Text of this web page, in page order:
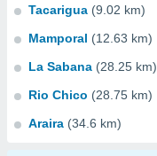
Tacarigua (9.02 km)
Mamporal (12.63 km)
La Sabana (28.25 km)
Rio Chico (28.75 km)
Araira (34.6 km)